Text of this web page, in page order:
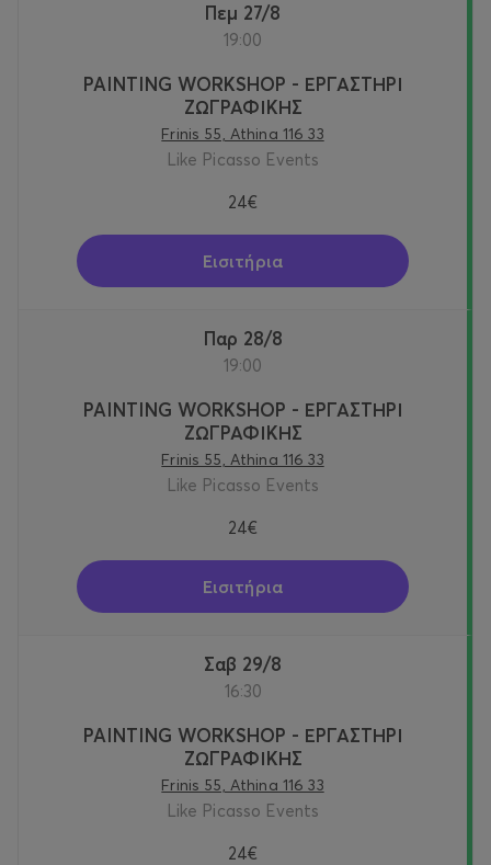
Πεμ 27/8
19:00
PAINTING WORKSHOP - ΕΡΓΑΣΤΗΡΙ
ΖΩΓΡΑΦΙΚΗΣ
Frinis 55, Athina 116 33
Like Picasso Events
24€
Εισιτήρια
Παρ 28/8
19:00
PAINTING WORKSHOP - ΕΡΓΑΣΤΗΡΙ
ΖΩΓΡΑΦΙΚΗΣ
Frinis 55, Athina 116 33
Like Picasso Events
24€
Εισιτήρια
Σαβ 29/8
16:30
PAINTING WORKSHOP - ΕΡΓΑΣΤΗΡΙ
ΖΩΓΡΑΦΙΚΗΣ
Frinis 55, Athina 116 33
Like Picasso Events
24€